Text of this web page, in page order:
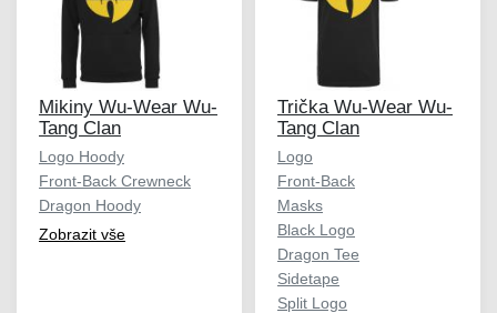
Mikiny Wu-Wear Wu-
Tang Clan
Logo Hoody
Front-Back Crewneck
Dragon Hoody
Zobrazit vše
Trička Wu-Wear Wu-
Tang Clan
Logo
Front-Back
Masks
Black Logo
Dragon Tee
Sidetape
Split Logo